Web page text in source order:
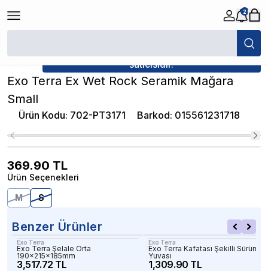
2
/
satıcısıdır.
Exo Terra Ex Wet Rock Seramik Mağara
Small
Ürün Kodu: 702-PT3171 Barkod: 015561231718
369.90 TL
Ürün Seçenekleri
M
S
Benzer Ürünler
Exo Terra
Exo Terra Şelale Orta
190x215x185mm
3,517.72 TL
Exo Terra
Exo Terra Kafatası Şekilli
Yuvası
1,309.90 TL